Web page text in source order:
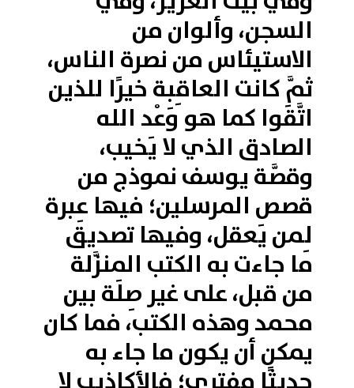
السجن، وألوان من
الاستيئاس من نصرة الناس،
ثمَّ كانت العاقِبة خيرًا للذين
اتَّقَوا كما هو وَعْد الله
الصادق الذي لا يَخيب،
وقصَّة يوسف نموذج من
قصص المرسلين؛ فيها عِبرة
لِمن يَعقل، وفيها تصديق
ما جاءت به الكتب المنزَّلة
من قبل، على غير صِلَة بين
محمد وهذه الكتب، فما كان
يمكن أن يكون ما جاء به